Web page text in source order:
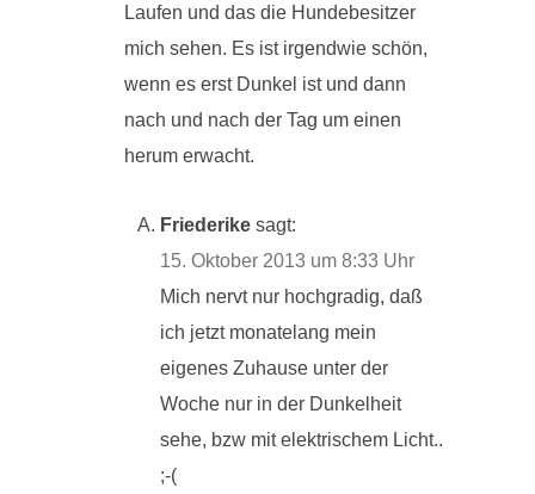
Laufen und das die Hundebesitzer
mich sehen. Es ist irgendwie schön,
wenn es erst Dunkel ist und dann
nach und nach der Tag um einen
herum erwacht.
Friederike sagt:
15. Oktober 2013 um 8:33 Uhr
Mich nervt nur hochgradig, daß
ich jetzt monatelang mein
eigenes Zuhause unter der
Woche nur in der Dunkelheit
sehe, bzw mit elektrischem Licht..
;-(